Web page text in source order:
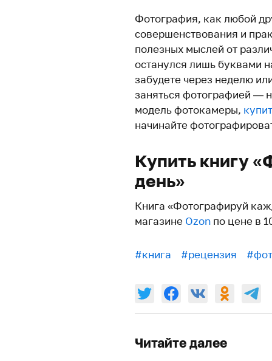
Фотография, как любой
совершенствования и
полезных мыслей от
останулся лишь буквами
забудете через неделю
заняться фотографией —
модель фотокамеры,
начинайте
Купить книгу
день»
Книга «Фотографируй
магазине Ozon по цене в
#книга #рецензия
Читайте далее